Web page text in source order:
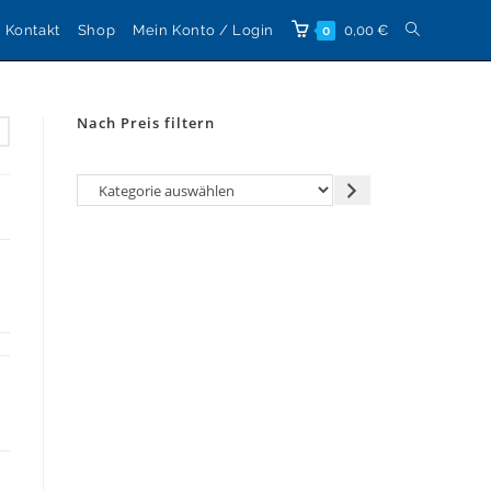
Kontakt Shop Mein Konto / Login 0 0,00 € Website-
Nach Preis filtern
Kategorie